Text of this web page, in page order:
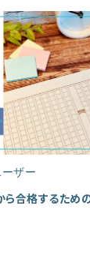
ザー
合格するため